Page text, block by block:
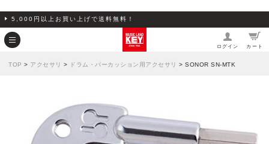
5,000円以上お買い上げで送料無料！
ログイン カート
TOP > アクセサリ > ドラム・パーカッション用アクセサリ > SONOR SN-MTK